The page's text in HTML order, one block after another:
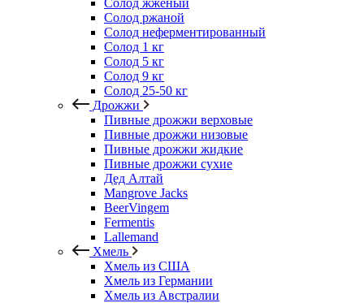
Солод жженый
Солод ржаной
Солод неферментированный
Солод 1 кг
Солод 5 кг
Солод 9 кг
Солод 25-50 кг
Дрожжи
Пивные дрожжи верховые
Пивные дрожжи низовые
Пивные дрожжи жидкие
Пивные дрожжи сухие
Дед Алтай
Mangrove Jacks
BeerVingem
Fermentis
Lallemand
Хмель
Хмель из США
Хмель из Германии
Хмель из Австралии